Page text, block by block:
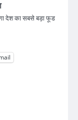
देश का सबसे बड़ा फूड